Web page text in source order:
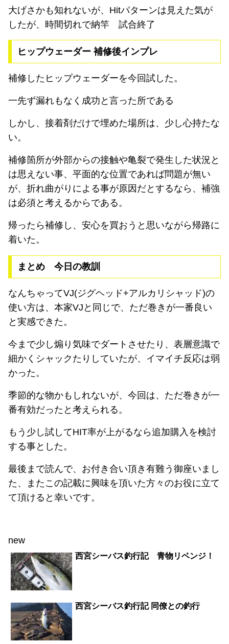
大げさかも知れないが、Hitパターンは見えた気が
したが、時間切れで納竿 試合終了
ヒップウェーダー 補修後インプレ
補修したヒップウェーダーを今回試した。
一先ず漏れもなく成功と言った所である
しかし、接着剤だけで埋めた場所は、少し心持たな
い。
補修箇所が外部からの接触や亀裂で発生した状況と
は思えない事、平面的な位置であれば問題が無い
が、折れ曲がりによる事が原因だとするなら、補強
は必須と考えるからである。
帰ったら補修し、安心を買おうと思いながら帰路に
着いた。
まとめ 今日の教訓
なんちゃってVJ(ジグヘッド+アルカリシャッド)の
使い方は、本家VJと同じで、ただ巻きが一番良い
と実感できた。
今まで少し煽り気味でダートさせたり、表層意識で
細かくシャックたりしていたが、イマイチ反応は弱
かった。
季節的な物かもしれないが、今回は、ただ巻きが一
番有効だったと考えられる。
もう少し試してHIT率が上がるなら追加購入を検討
する事とした。
最後まで読んで、お付き合い頂き有難う御座いまし
た、またこの記載に興味を頂いた方々のお役に立て
て頂けると幸いです。
new
西宮シーバス釣行記 青物リベンジ！
西宮シーバス釣行記 同僚との釣行